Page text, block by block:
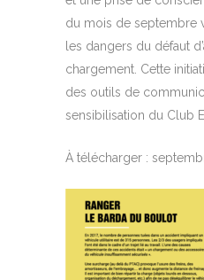
du mois de septembre
les dangers du défaut
chargement. Cette
des outils de
sensibilisation du Club
À télécharger :